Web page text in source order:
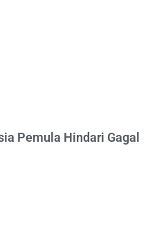
Pemula Hindari Gagal